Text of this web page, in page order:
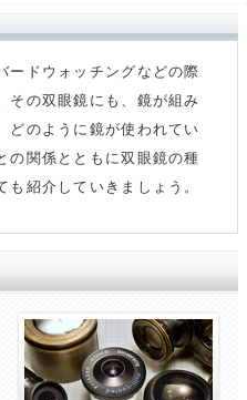
ードウォッチングなどの際
その双眼鏡にも、鏡が組み
どのように鏡が使われてい
の関係とともに双眼鏡の種
紹介していきましょう。